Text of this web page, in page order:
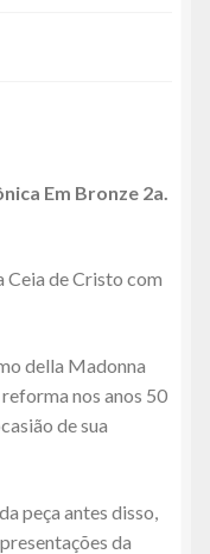
Em Bronze 2a.
Ceia de Cristo com
della Madonna
nos anos 50
de sua
peça antes disso,
da